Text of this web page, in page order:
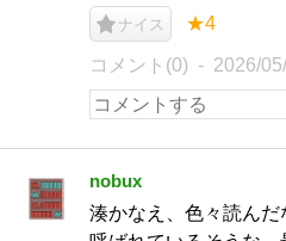
ナイス ★4
コメント(0) 2026/
nobux
湊かなえ、色々読ん